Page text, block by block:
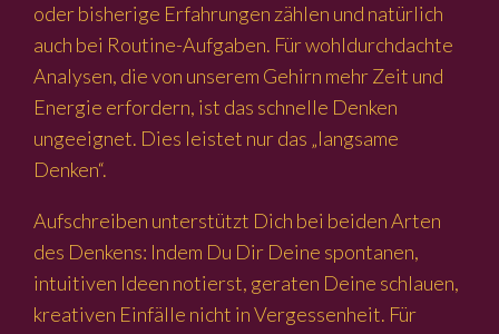
oder bisherige Erfahrungen zählen und natürlich
auch bei Routine-Aufgaben. Für wohldurchdachte
Analysen, die von unserem Gehirn mehr Zeit und
Energie erfordern, ist das schnelle Denken
ungeeignet. Dies leistet nur das „langsame
Denken“.
Aufschreiben unterstützt Dich bei beiden Arten
des Denkens: Indem Du Dir Deine spontanen,
intuitiven Ideen notierst, geraten Deine schlauen,
kreativen Einfälle nicht in Vergessenheit. Für